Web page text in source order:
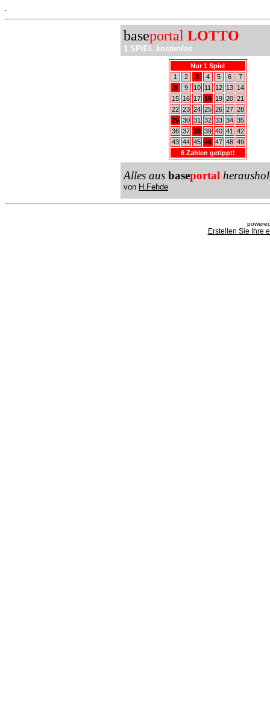
baseportal LOTTO
1 SPIEL kostenlos
Nur 1 Spiel
1
2 3 4 5 6
7
8
9 10 11 12 13
14
15
16 17 18 19 20 21
22 23 24 25 26 27 28
29 30 31 32 33 34 35
36 37 38 39 40 41
42
43 44 45 46 47 48 49
6 Zahlen getippt!
Alles aus baseportal
von H.Fehde
Erstellen Sie Ihre